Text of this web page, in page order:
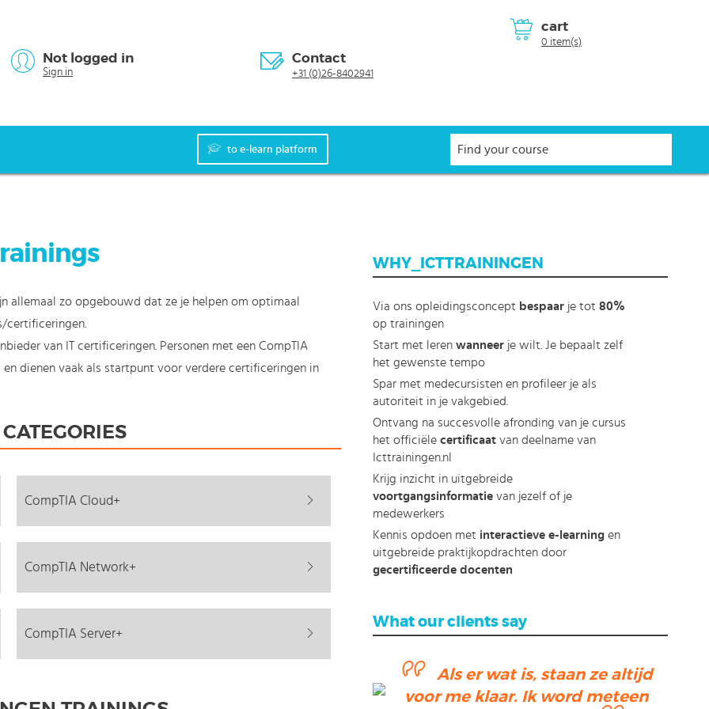
cart
0 item(s)
Not logged in
Sign in
Contact
+31 (0)26-8402941
to e-learn platform
allemaal zo opgebouwd dat ze je helpen om optimaal
certificeringen.
van IT certificeringen. Personen met een CompTIA
dienen vaak als startpunt voor verdere certificeringen in
vandaag nog met onze e-learning. Met onze Microsoft
CompTIA Cloud+
CompTIA Network+
CompTIA Server+
WHY_ICTTRAININGEN
Via ons opleidingsconcept bespaarje tot 80%
op trainingen
Start met leren wanneerje wilt. Je bepaalt zelf
het gewenste tempo
Spar met medecursisten en profileer je als
autoriteit in je vakgebied.
Ontvang na succesvolle afronding van je cursus
het officiële certificaatvan deelname van
Icttrainingen.nl
Krijg inzicht in uitgebreide
voortgangsinformatievan jezelf of je
medewerkers
Kennis opdoen met interactieve e-learningen
uitgebreide praktijkopdrachten door
gecertificeerde docenten
What our clients say
Als er wat is, staan ze altijd
voor me klaar. Ik word meteen